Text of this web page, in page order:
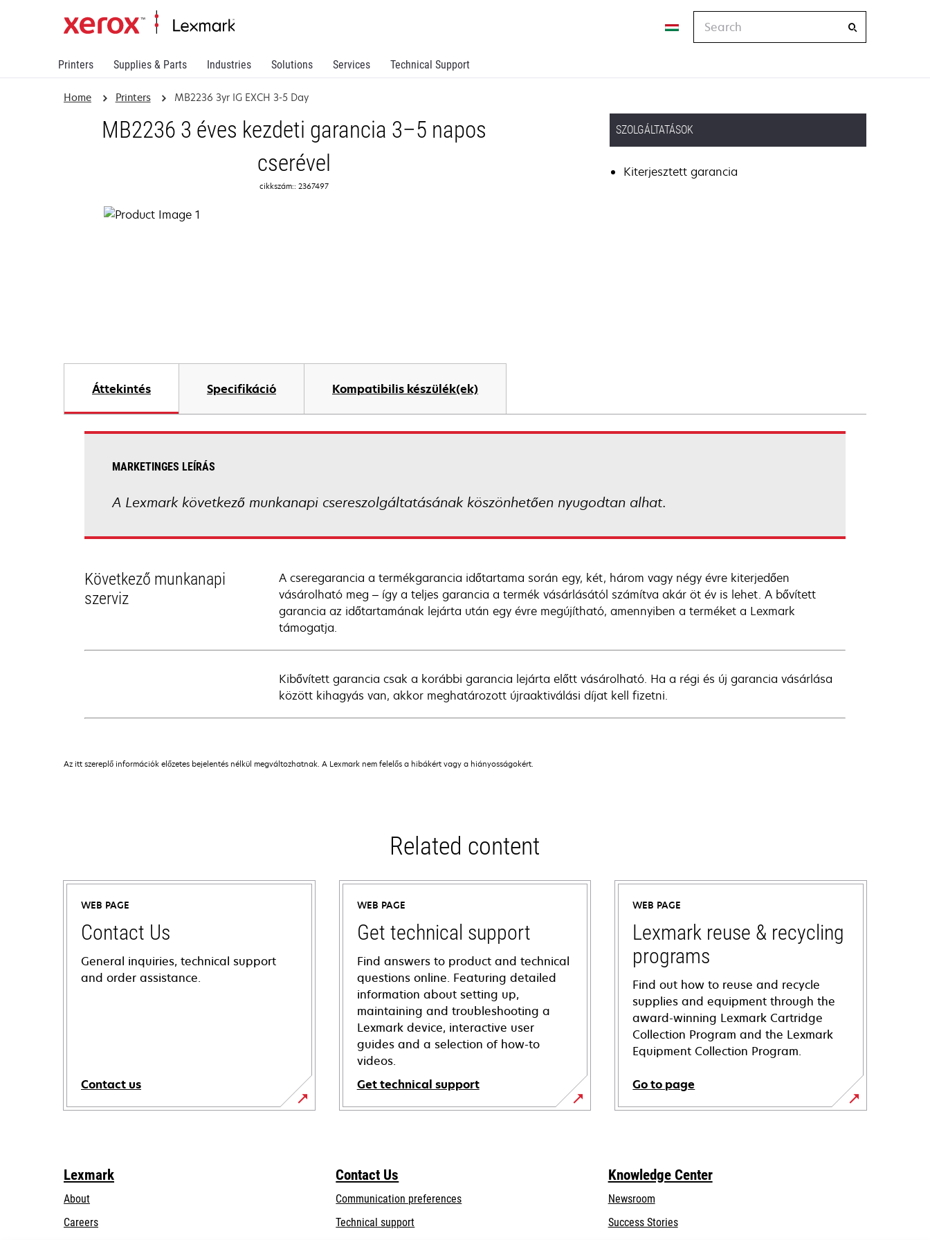
Printers Supplies & Parts Industries Solutions Services Technical Support
Home Printers MB2236 3yr IG EXCH 3-5 Day
MB2236 3 éves kezdeti garancia 3–5 napos
cserével
cikkszám:: 2367497
SZOLGÁLTATÁSOK
Kiterjesztett garancia
Áttekintés Specifikáció Kompatibilis készülék(ek)
MARKETINGES LEÍRÁS
A Lexmark következő munkanapi csereszolgáltatásának köszönhetően nyugodtan alhat.
Következő munkanapi
szerviz
A cseregarancia a termékgarancia időtartama során egy, két, három vagy négy évre kiterjedően
vásárolható meg – így a teljes garancia a termék vásárlásától számítva akár öt év is lehet. A bővített
garancia az időtartamának lejárta után egy évre megújítható, amennyiben a terméket a Lexmark
támogatja.
Kibővített garancia csak a korábbi garancia lejárta előtt vásárolható. Ha a régi és új garancia vásárlása
között kihagyás van, akkor meghatározott újraaktiválási díjat kell fizetni.
Az itt szereplő információk előzetes bejelentés nélkül megváltozhatnak. A Lexmark nem felelős a hibákért vagy a hiányosságokért.
Related content
WEB PAGE
Contact Us
General inquiries, technical support
and order assistance.
Contact us
WEB PAGE
Get technical support
Find answers to product and technical
questions online. Featuring detailed
information about setting up,
maintaining and troubleshooting a
Lexmark device, interactive user
guides and a selection of how-to
videos.
Get technical support
opens
tab
WEB PAGE
Lexmark reuse & recycling
programs
Find out how to reuse and recycle
supplies and equipment through the
award-winning Lexmark Cartridge
Collection Program and the Lexmark
Equipment Collection Program.
Go to page
Lexmark
About
Careers
Contact Us
Communication preferences
Technical supportopens
Knowledge Center
Newsroom
Success Stories